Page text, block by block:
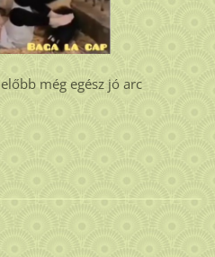
még egész jó arc